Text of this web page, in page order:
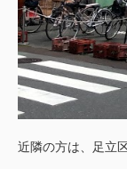
近隣の方は、足立